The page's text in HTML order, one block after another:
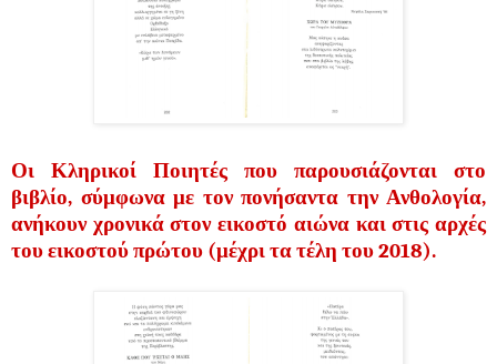
Οι Κληρικοί Ποιητές που παρουσιάζονται στο
βιβλίο, σύμφωνα με τον πονήσαντα την Ανθολογία,
ανήκουν χρονικά στον εικοστό αιώνα και στις αρχές
του εικοστού πρώτου (μέχρι τα τέλη του 2018).